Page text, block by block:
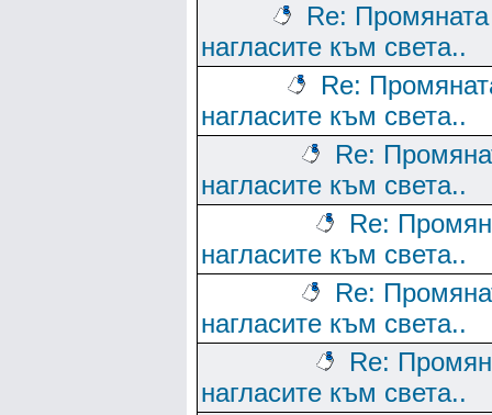
Re:
нагласите към света..
Re:
нагласите към света..
Re:
нагласите към света..
Re:
нагласите към света..
Re:
нагласите към света..
Re:
нагласите към света..